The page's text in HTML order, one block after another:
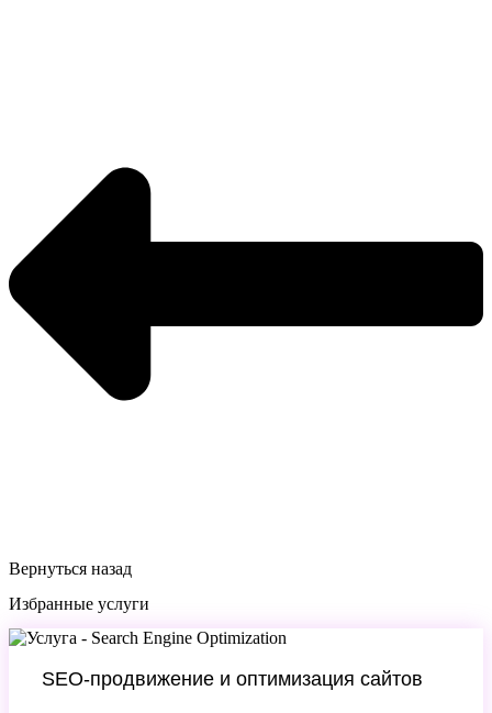
Вернуться назад
Избранные услуги
SEO-продвижение и оптимизация сайтов